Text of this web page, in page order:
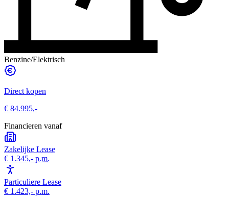
Benzine/Elektrisch
Direct kopen
€ 84.995,-
Financieren vanaf
Zakelijke Lease
€ 1.345,- p.m.
Particuliere Lease
€ 1.423,- p.m.